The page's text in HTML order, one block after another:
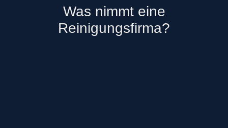
Was nimmt eine
Reinigungsfirma?